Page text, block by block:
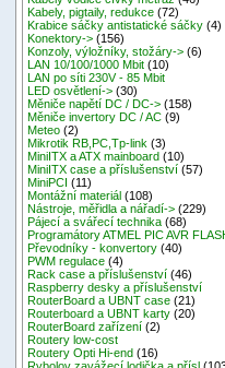
Kabely, pigtaily, redukce (72)
Krabice sáčky antistatické sáčky (4)
Konektory-> (156)
Konzoly, výložníky, stožáry-> (6)
LAN 10/100/1000 Mbit (10)
LAN po síti 230V - 85 Mbit
LED osvětlení-> (30)
Měniče napětí DC / DC-> (158)
Měniče invertory DC / AC (9)
Meteo (2)
Mikrotik RB,PC,Tp-link (3)
MiniITX a ATX mainboard (10)
MiniITX case a příslušenství (57)
MiniPCI (11)
Montážní materiál (108)
Nástroje, měřidla a nářadí-> (229)
Pájecí a svářecí technika (68)
Programátory ATMEL PIC AVR
Převodníky - konvertory (40)
PWM regulace (4)
Rack case a příslušenství (46)
Raspberry desky a příslušenství
RouterBoard a UBNT case (21)
Routerboard a UBNT karty (20)
RouterBoard zařízení (2)
Routery low-cost
Routery Opti Hi-end (16)